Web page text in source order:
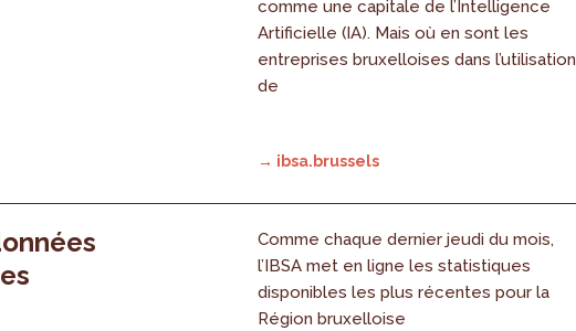
comme une capitale de l’Intelligence
Artificielle (IA). Mais où en sont les
entreprises bruxelloises dans l’utilisation
de
→ ibsa.brussels
Comme chaque dernier jeudi du mois,
l’IBSA met en ligne les statistiques
disponibles les plus récentes pour la
Région bruxelloise